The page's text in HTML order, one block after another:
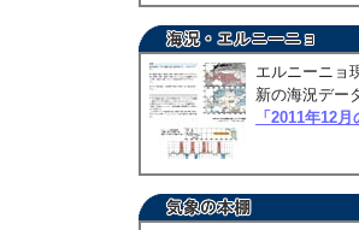
エルニーニョ
新の海況デー
「2011年12月